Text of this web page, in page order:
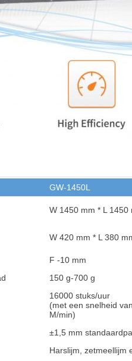
GW-1450L
W 1450 mm * L 1450
W 420 mm * L 380
F -10 mm
150 g-700 g
16000 stuks/uur
(met een snelheid
M/min)
±1,5 mm
Harslijm, zetmeellijm